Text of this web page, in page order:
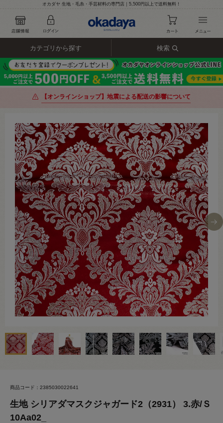
オカダヤ 生地・毛糸・手芸材料の専門店｜5,500円以上で送料無料！
カテゴリから探す 検索
【オンラインショップ】地震による配送の影響について
商品コード：2385030022641
生地 シリアダマスクジャガード2（2931） 3.赤/Ｓ
10Aa02_